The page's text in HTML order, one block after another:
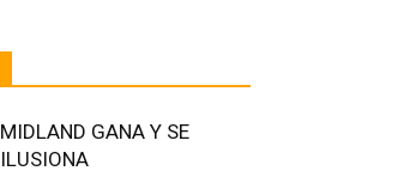
MIDLAND GANA Y SE
ILUSIONA